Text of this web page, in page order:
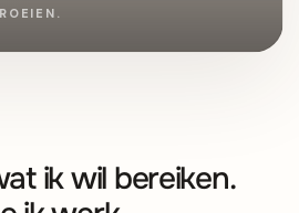
ik wil bereiken.